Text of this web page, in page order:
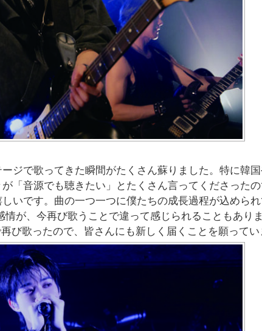
ジで歌ってきた瞬間がたくさん蘇りました。特に韓
「音源でも聴きたい」とたくさん言ってくださった
いです。曲の一つ一つに僕たちの成長過程が込めら
が、今再び歌うことで違って感じられることもあり
び歌ったので、皆さんにも新しく届くことを願ってい